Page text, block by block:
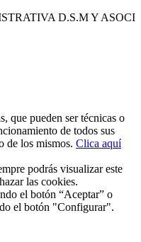
D.S.M Y
que pueden ser técnicas o
de todos sus
de los mismos. Clica aquí
podrás visualizar este
las cookies.
el botón “Aceptar” o
el botón "Configurar".